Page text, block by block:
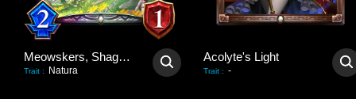
Meowskers, Shaggy Consul
Trait : Natura
Acolyte's Light
Trait : -